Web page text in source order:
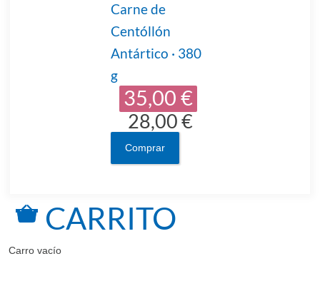
Carne de
Centóllón
Antártico · 380
g
35,00 €
28,00 €
Comprar
CARRITO
Carro vacío